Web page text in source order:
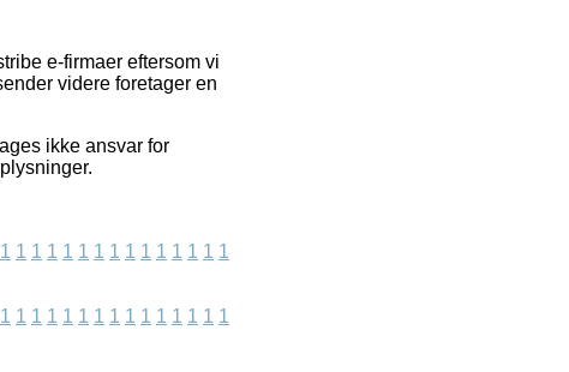
e-firmaer eftersom vi
videre foretager en
ikke ansvar for
1 1 1 1 1 1 1 1 1 1 1 1 1 1 1
1 1 1 1 1 1 1 1 1 1 1 1 1 1 1